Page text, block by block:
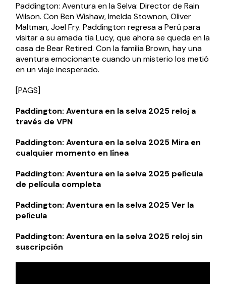
Paddington: Aventura en la Selva: Director de Rain
Wilson. Con Ben Wishaw, Imelda Stownon, Oliver
Maltman, Joel Fry. Paddington regresa a Perú para
visitar a su amada tía Lucy, que ahora se queda en la
casa de Bear Retired. Con la familia Brown, hay una
aventura emocionante cuando un misterio los metió
en un viaje inesperado.
[PAGS]
Paddington: Aventura en la selva 2025 reloj a
través de VPN
Paddington: Aventura en la selva 2025 Mira en
cualquier momento en línea
Paddington: Aventura en la selva 2025 película
de película completa
Paddington: Aventura en la selva 2025 Ver la
película
Paddington: Aventura en la selva 2025 reloj sin
suscripción